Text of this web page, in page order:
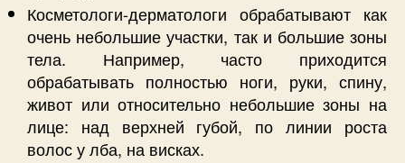
Косметологи-дерматологи обрабатывают как
очень небольшие участки, так и большие зоны
тела. Например, часто приходится
обрабатывать полностью ноги, руки, спину,
живот или относительно небольшие зоны на
лице: над верхней губой, по линии роста
волос у лба, на висках.